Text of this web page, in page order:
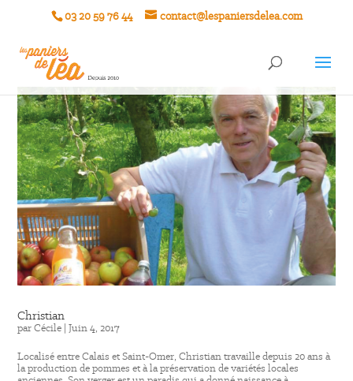
03 20 59 76 44 contact@lespaniersdelea.com
Christian
parCécile |Juin 4, 2017
Localisé entre Calais et Saint-Omer, Christian travaille depuis 20 ans à
la production de pommes et à la préservation de variétés locales